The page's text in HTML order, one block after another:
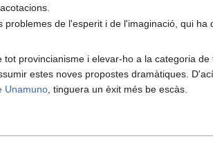
problemes de l'esperit i de l'imaginació, qui ha
provincianisme i elevar-ho a la categoria
estes noves propostes dramàtiques.
Unamuno , tinguera un èxit més be escàs.